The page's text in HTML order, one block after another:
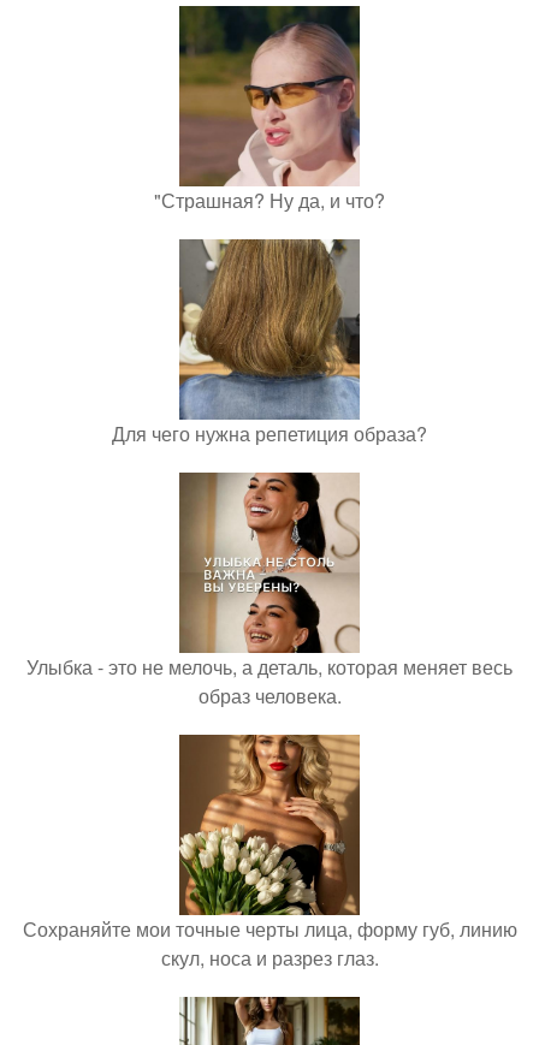
"Страшная? Ну да, и что?
Для чего нужна репетиция образа?
Улыбка - это не мелочь, а деталь, которая меняет весь
образ человека.
Сохраняйте мои точные черты лица, форму губ, линию
скул, носа и разрез глаз.